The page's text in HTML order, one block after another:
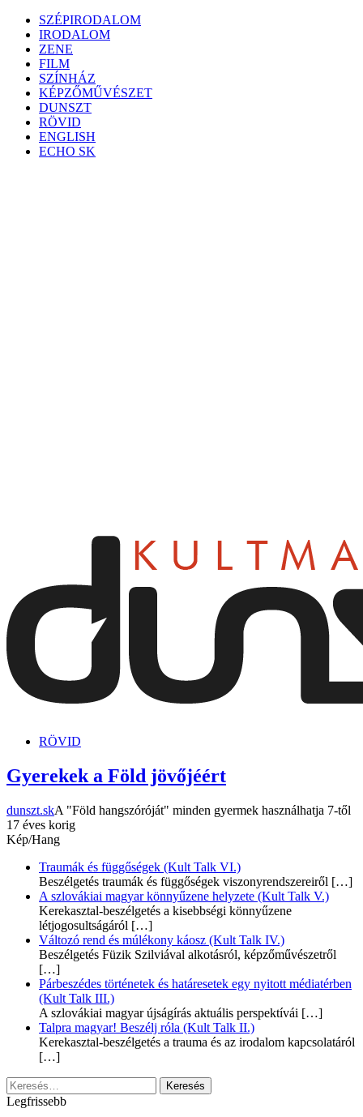
Skip
content
SZÉPIRODALOM
IRODALOM
ZENE
FILM
SZÍNHÁZ
KÉPZŐMŰVÉSZET
DUNSZT
RÖVID
ENGLISH
ECHO SK
RÖVID
Gyerekek a Föld jövőjéért
dunszt.skA "Föld hangszóróját" minden gyermek használhatja 7-től
17 éves korig
Kép/Hang
Traumák és függőségek (Kult Talk VI.)
Beszélgetés traumák és függőségek viszonyrendszereiről […]
A szlovákiai magyar könnyűzene helyzete (Kult Talk V.)
Kerekasztal-beszélgetés a kisebbségi könnyűzene
létjogosultságáról […]
Változó rend és múlékony káosz (Kult Talk IV.)
Beszélgetés Füzik Szilviával alkotásról, képzőművészetről
[…]
Párbeszédes történetek és határesetek egy nyitott médiatérben
(Kult Talk III.)
A szlovákiai magyar újságírás aktuális perspektívái […]
Talpra magyar! Beszélj róla (Kult Talk II.)
Kerekasztal-beszélgetés a trauma és az irodalom kapcsolatáról
[…]
Keresés:
Legfrissebb